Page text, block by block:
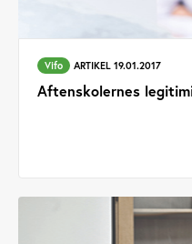
Vifo ARTIKEL 19.01.2017
Aftenskolernes